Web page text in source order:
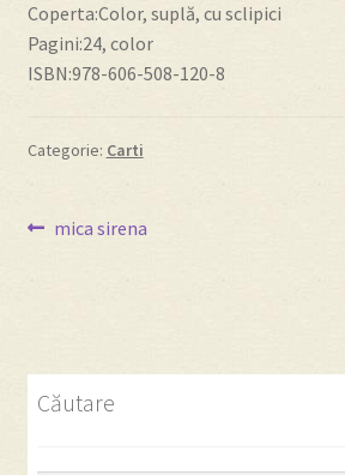
Editura Prichindel
Coperta:Color, suplă, cu sclipici
Pagini:24, color
ISBN:978-606-508-120-8
Categorie: Carti
Navigare
Articolul
mica sirena
Căutare